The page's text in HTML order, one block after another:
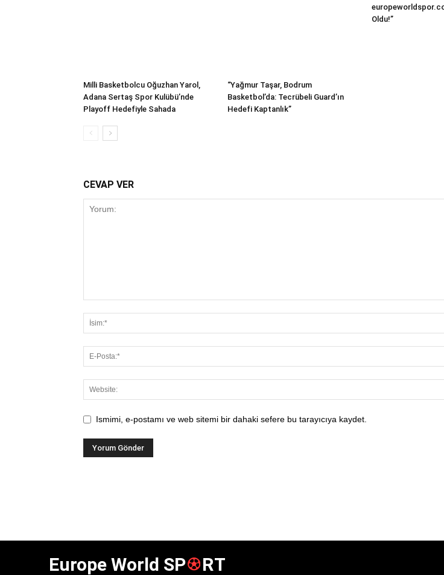
Milli Basketbolcu Oğuzhan Yarol,
Adana Sertaş Spor Kulübü’nde
Playoff Hedefiyle Sahada
“Yağmur Taşar, Bodrum
Basketbol’da: Tecrübeli Guard’ın
Hedefi Kaptanlık”
Oldu!”
CEVAP VER
Ismimi, e-postamı ve web sitemi bir dahaki sefere bu tarayıcıya kaydet.
Europe World SP RT